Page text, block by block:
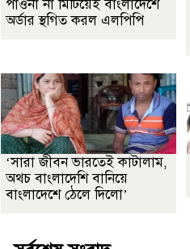
পাওনা না মিটিয়েই বাংলাদেশে
অর্ডার স্থগিত করল এলপিপি
‘সারা জীবন ভারতেই কাটালাম,
অথচ বাংলাদেশি বানিয়ে
বাংলাদেশে ঠেলে দিলো’